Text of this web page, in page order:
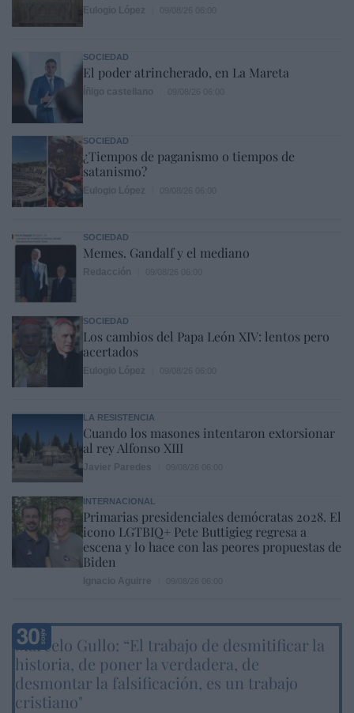
SOCIEDAD
El poder atrincherado, en La Mareta
SOCIEDAD
¿Tiempos de paganismo o tiempos de
satanismo?
SOCIEDAD
Memes. Gandalf y el mediano
SOCIEDAD
Los cambios del Papa León XIV: lentos pero
acertados
LA RESISTENCIA
Cuando los masones intentaron extorsionar
al rey Alfonso XIII
INTERNACIONAL
Primarias presidenciales demócratas 2028. El
icono LGTBIQ+ Pete Buttigieg regresa a
escena y lo hace con las peores propuestas de
Biden
Marcelo Gullo: “El trabajo de desmitificar la
historia, de poner la verdadera, de
desmontar la falsificación, es un trabajo
cristiano"